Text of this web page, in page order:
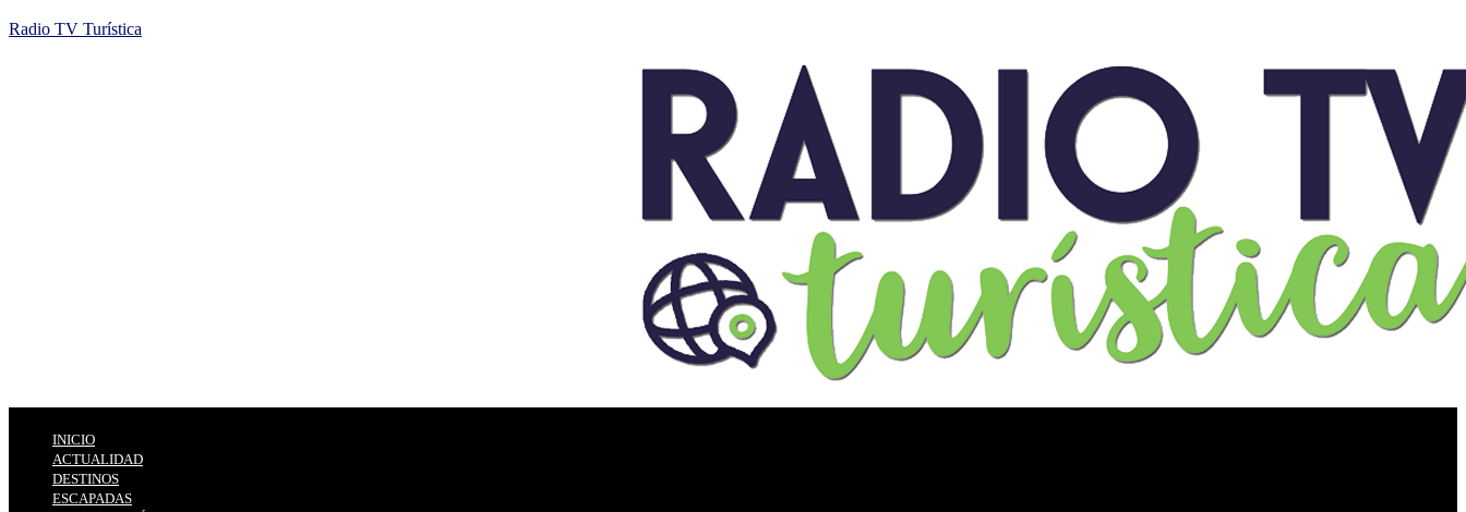
Radio TV Turística
INICIO
ACTUALIDAD
DESTINOS
ESCAPADAS